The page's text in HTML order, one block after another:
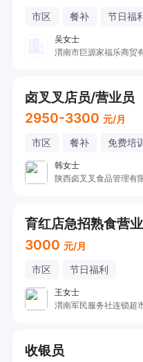
市区 餐补 节日福
吴女士
渭南市巨源家福乐商贸
卤叉叉店员/营业员
2950-3300 元/月
市区 餐补 免费培
韩女士
陕西卤叉叉食品管理有
育红店急招熟食营
3000 元/月
市区 节日福利
王女士
渭南军民服务社连锁超
收银员